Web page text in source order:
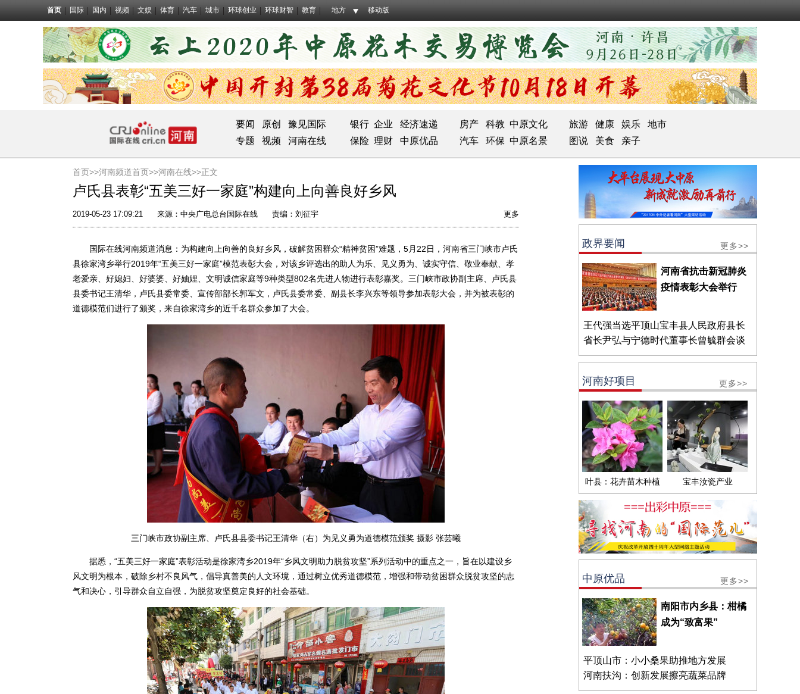
首页 国际 国内 视频 文娱 体育 汽车 城市 环球创业 环球财智 教育 地方 移动版
要闻 原创 豫见国际 银行 企业 经济速递 房产 科教 中原文化 旅游 健康 娱乐
地市
专题
视频 河南在线 保险 理财 中原优品 汽车 环保 中原名景 图说 美食 亲子
首页>>河南频道首页>>河南在线>>正文
卢氏县表彰“五美三好一家庭”构建向上向善良好乡风
2019-05-23 17:09:21 来源： 中央广电总台国际在线 责编：刘征宇 更多
国际在线河南频道消息：为构建向上向善的良好乡风，破解贫困群众“精神贫困”难题，5月22日，河南省三门峡市卢氏
县徐家湾乡举行2019年“五美三好一家庭”模范表彰大会，对该乡评选出的助人为乐、见义勇为、诚实守信、敬业奉献、孝
老爱亲、好媳妇、好婆婆、好妯娌、文明诚信家庭等9种类型802名先进人物进行表彰嘉奖。三门峡市政协副主席、卢氏县
县委书记王清华，卢氏县委常委、宣传部部长郭军文，卢氏县委常委、副县长李兴东等领导参加表彰大会，并为被表彰的
道德模范们进行了颁奖，来自徐家湾乡的近千名群众参加了大会。
三门峡市政协副主席、卢氏县县委书记王清华（右）为见义勇为道德模范颁奖 摄影 张芸曦
据悉，“五美三好一家庭”表彰活动是徐家湾乡2019年“乡风文明助力脱贫攻坚”系列活动中的重点之一，旨在以建设乡
风文明为根本，破除乡村不良风气，倡导真善美的人文环境，通过树立优秀道德模范，增强和带动贫困群众脱贫攻坚的志
气和决心，引导群众自立自强，为脱贫攻坚奠定良好的社会基础。
政界要闻 更多>>
河南省抗击新冠肺炎
疫情表彰大会举行
王代强当选平顶山宝丰县人民政府县长
省长尹弘与宁德时代董事长曾毓群会谈
河南好项目 更多>>
叶县：花卉苗木种植 宝丰汝瓷产业
中原优品 更多>>
南阳市内乡县：柑橘
成为“致富果”
平顶山市：小小桑果助推地方发展
河南扶沟：创新发展擦亮蔬菜品牌